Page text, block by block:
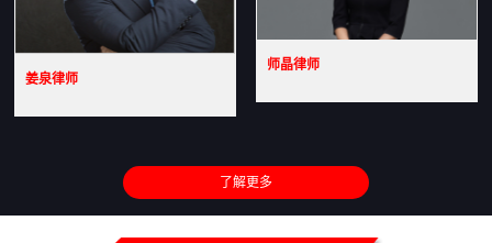
姜泉律师
师晶律师
了解更多